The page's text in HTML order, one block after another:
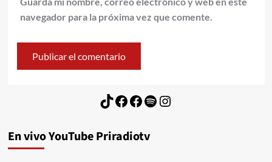
navegador para la próxima vez que comente.
TikTok
Facebook
Facebook
Spotify
Instagram
En vivo YouTube Priradiotv